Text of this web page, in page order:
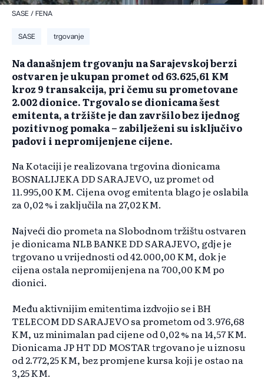
SASE / FENA
SASE trgovanje
Na današnjem trgovanju na Sarajevskoj berzi
ostvaren je ukupan promet od 63.625,61 KM
kroz 9 transakcija, pri čemu su prometovane
2.002 dionice. Trgovalo se dionicama šest
emitenta, a tržište je dan završilo bez ijednog
pozitivnog pomaka – zabilježeni su isključivo
padovi i nepromijenjene cijene.
Na Kotaciji je realizovana trgovina dionicama
BOSNALIJEKA DD SARAJEVO, uz promet od
11.995,00 KM. Cijena ovog emitenta blago je oslabila
za 0,02 % i zaključila na 27,02 KM.
Najveći dio prometa na Slobodnom tržištu ostvaren
je dionicama NLB BANKE DD SARAJEVO, gdje je
trgovano u vrijednosti od 42.000,00 KM, dok je
cijena ostala nepromijenjena na 700,00 KM po
dionici.
Među aktivnijim emitentima izdvojio se i BH
TELECOM DD SARAJEVO sa prometom od 3.976,68
KM, uz minimalan pad cijene od 0,02 % na 14,57 KM.
Dionicama JP HT DD MOSTAR trgovano je u iznosu
od 2.772,25 KM, bez promjene kursa koji je ostao na
3,25 KM.